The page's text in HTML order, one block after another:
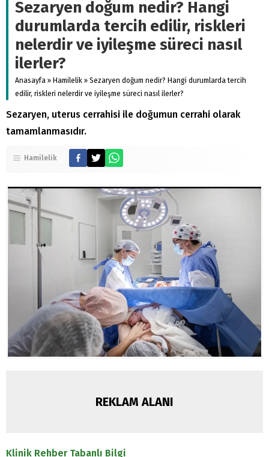
Sezaryen doğum nedir? Hangi
durumlarda tercih edilir, riskleri
nelerdir ve iyileşme süreci nasıl
ilerler?
Anasayfa » Hamilelik » Sezaryen doğum nedir? Hangi durumlarda tercih
edilir, riskleri nelerdir ve iyileşme süreci nasıl ilerler?
Sezaryen, uterus cerrahisi ile doğumun cerrahi olarak
tamamlanmasıdır.
Hamilelik
REKLAM ALANI
Klinik Rehber Tabanlı Bilgi